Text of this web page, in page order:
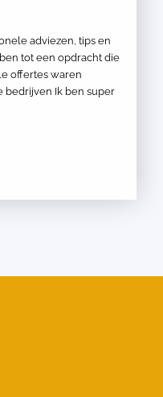
adviezen, tips en
tot een opdracht die
offertes waren
Ik ben super